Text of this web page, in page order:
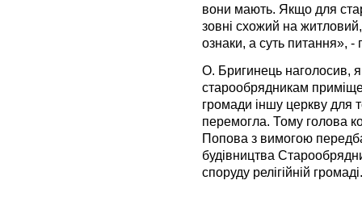
вони мають. Якщо для
зовні схожий на
ознаки, а суть питання»,
О. Бригинець наголосив,
старообрядникам
громади іншу церкву для
перемогла. Тому голова
Попова з вимогою
будівництва
споруду релігійній громаді.